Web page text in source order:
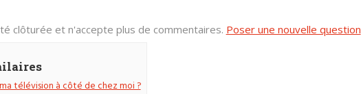
clôturée et n'accepte plus de commentaires. Poser une nouvelle question
télévision à côté de chez moi ?